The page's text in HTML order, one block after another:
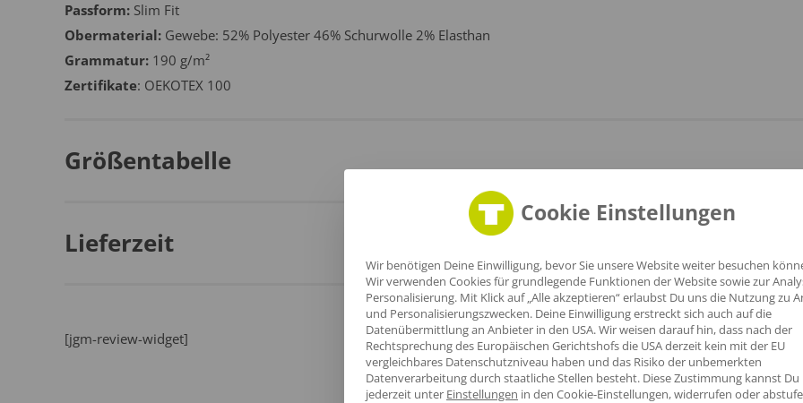
Passform: Slim Fit
Obermaterial: Gewebe: 52% Polyester 46% Schurwolle 2% Elasthan
Grammatur: 190 g/m²
Zertifikate: OEKOTEX 100
Größentabelle
Lieferzeit
[jgm-review-widget]
Cookie Einstellungen
Wir benötigen Deine Einwilligung, bevor Sie unsere Website weiter besuchen
Wir verwenden Cookies für grundlegende Funktionen der Website sowie zur
Personalisierung. Mit Klick auf „Alle akzeptieren“ erlaubst Du uns die Nutzung zu
und Personalisierungszwecken. Deine Einwilligung erstreckt sich auch auf die
Datenübermittlung an Anbieter in den USA. Wir weisen darauf hin, dass nach der
Rechtsprechung des Europäischen Gerichtshofs die USA derzeit kein mit der EU
vergleichbares Datenschutzniveau haben und das Risiko der unbemerkten
Datenverarbeitung durch staatliche Stellen besteht. Diese Zustimmung kannst Du
jederzeit unter Einstellungen in den Cookie-Einstellungen, widerrufen oder